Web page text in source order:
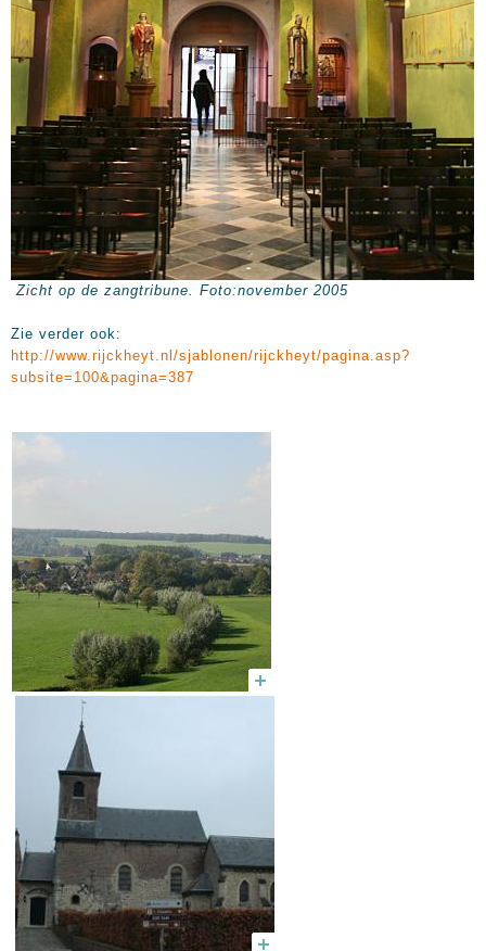
Zicht op de zangtribune. Foto:november 2005
Zie verder ook:
http://www.rijckheyt.nl/sjablonen/rijckheyt/pagina.asp?
subsite=100&pagina=387